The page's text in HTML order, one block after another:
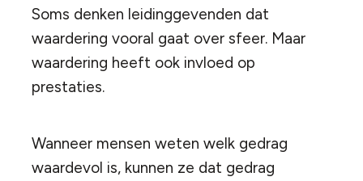
Soms denken leidinggevenden dat
waardering vooral gaat over sfeer. Maar
waardering heeft ook invloed op
prestaties.
Wanneer mensen weten welk gedrag
waardevol is, kunnen ze dat gedrag